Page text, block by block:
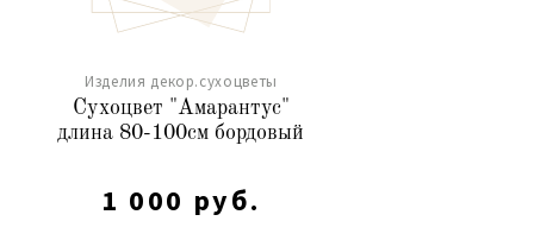
Изделия декор.сухоцветы
Сухоцвет "Амарантус"
длина 80-100см бордовый
1 000 руб.